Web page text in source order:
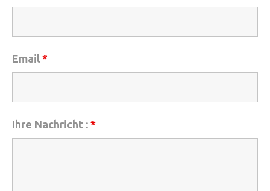
Email *
Ihre Nachricht : *